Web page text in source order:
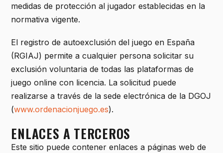
medidas de protección al jugador establecidas en la
normativa vigente.
El registro de autoexclusión del juego en España
(RGIAJ) permite a cualquier persona solicitar su
exclusión voluntaria de todas las plataformas de
juego online con licencia. La solicitud puede
realizarse a través de la sede electrónica de la DGOJ
(www.ordenacionjuego.es).
ENLACES A TERCEROS
Este sitio puede contener enlaces a páginas web de